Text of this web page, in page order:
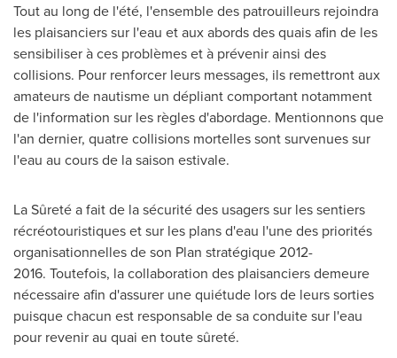
Tout au long de l'été, l'ensemble des patrouilleurs rejoindra
les plaisanciers sur l'eau et aux abords des quais afin de les
sensibiliser à ces problèmes et à prévenir ainsi des
collisions. Pour renforcer leurs messages, ils remettront aux
amateurs de nautisme un dépliant comportant notamment
de l'information sur les règles d'abordage. Mentionnons que
l'an dernier, quatre collisions mortelles sont survenues sur
l'eau au cours de la saison estivale.
La Sûreté a fait de la sécurité des usagers sur les sentiers
récréotouristiques et sur les plans d'eau l'une des priorités
organisationnelles de son Plan stratégique 2012-
2016. Toutefois, la collaboration des plaisanciers demeure
nécessaire afin d'assurer une quiétude lors de leurs sorties
puisque chacun est responsable de sa conduite sur l'eau
pour revenir au quai en toute sûreté.